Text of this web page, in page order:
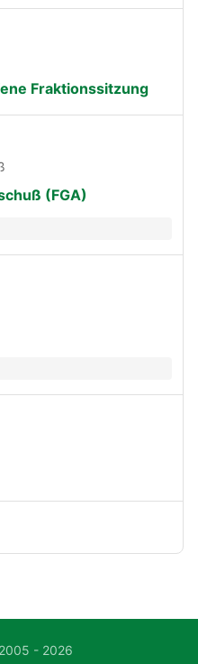
Fraktionssitzung
(FGA)
- 2026